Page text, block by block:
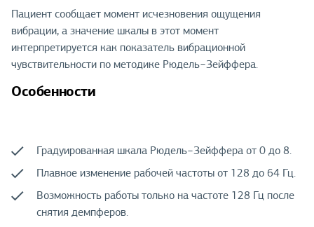
Пациент сообщает момент исчезновения ощущения
вибрации, а значение шкалы в этот момент
интерпретируется как показатель вибрационной
чувствительности по методике Рюдель−Зейффера.
Особенности
Градуированная шкала Рюдель−Зейффера от 0 до 8.
Плавное изменение рабочей частоты от 128 до 64 Гц.
Возможность работы только на частоте 128 Гц после
снятия демпферов.